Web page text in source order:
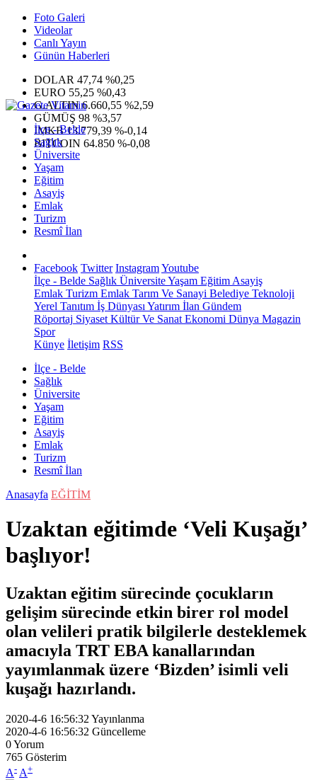
Foto Galeri
Videolar
Canlı Yayın
Günün Haberleri
DOLAR 47,74 %0,25
EURO 55,25 %0,43
G.ALTIN6.660,55 %2,59
GÜMÜŞ 98 %3,57
IMKB13.779,39 %-0,14
BITCOIN 64.850 %-0,08
İlçe - Belde
Sağlık
Üniversite
Yaşam
Eğitim
Asayiş
Emlak
Turizm
Resmî İlan
Facebook Twitter InstagramYoutube
İlçe - Belde Sağlık ÜniversiteYaşam Eğitim Asayiş
Emlak Turizm Emlak Tarım Ve Sanayi Belediye Teknoloji
Yerel Tanıtım İş Dünyası Yatırım İlan Gündem
Röportaj Siyaset Kültür Ve Sanat Ekonomi Dünya Magazin
Spor
Künye İletişim RSS
İlçe - Belde
Sağlık
Üniversite
Yaşam
Eğitim
Asayiş
Emlak
Turizm
Resmî İlan
Anasayfa EĞİTİM
Uzaktan eğitimde ‘Veli Kuşağı’
başlıyor!
Uzaktan eğitim sürecinde çocukların
gelişim sürecinde etkin birer rol model
olan velileri pratik bilgilerle desteklemek
amacıyla TRT EBA kanallarından
yayımlanmak üzere ‘Bizden’ isimli veli
kuşağı hazırlandı.
2020-4-6 16:56:32 Yayınlanma
2020-4-6 16:56:32 Güncelleme
0Yorum
765 Gösterim
A- A+